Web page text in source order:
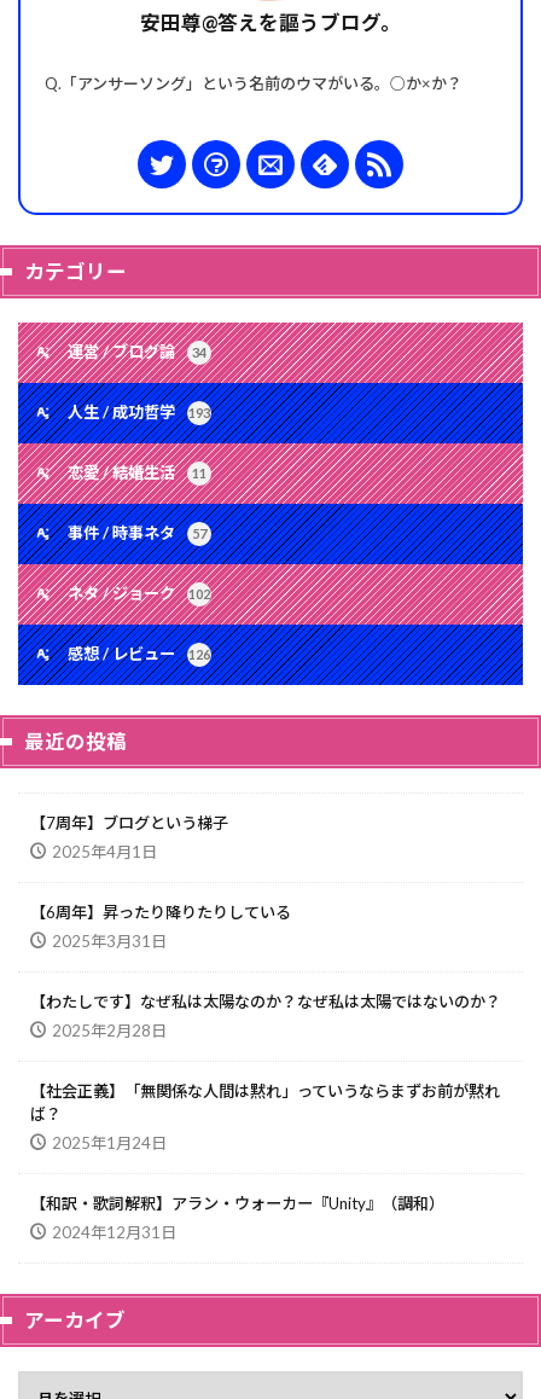
安田尊@答えを謳うブログ。
Q.「アンサーソング」という名前のウマがいる。○か×か？
カテゴリー
運営 / ブログ論 34
人生 / 成功哲学 193
恋愛 / 結婚生活 11
事件 / 時事ネタ 57
ネタ / ジョーク 102
感想 / レビュー 126
最近の投稿
【7周年】ブログという梯子
2025年4月1日
【6周年】昇ったり降りたりしている
2025年3月31日
【わたしです】なぜ私は太陽なのか？なぜ私は太陽ではないのか？
2025年2月28日
【社会正義】「無関係な人間は黙れ」っていうならまずお前が黙れ
ば？
2025年1月24日
【和訳・歌詞解釈】アラン・ウォーカー『Unity』（調和）
2024年12月31日
アーカイブ